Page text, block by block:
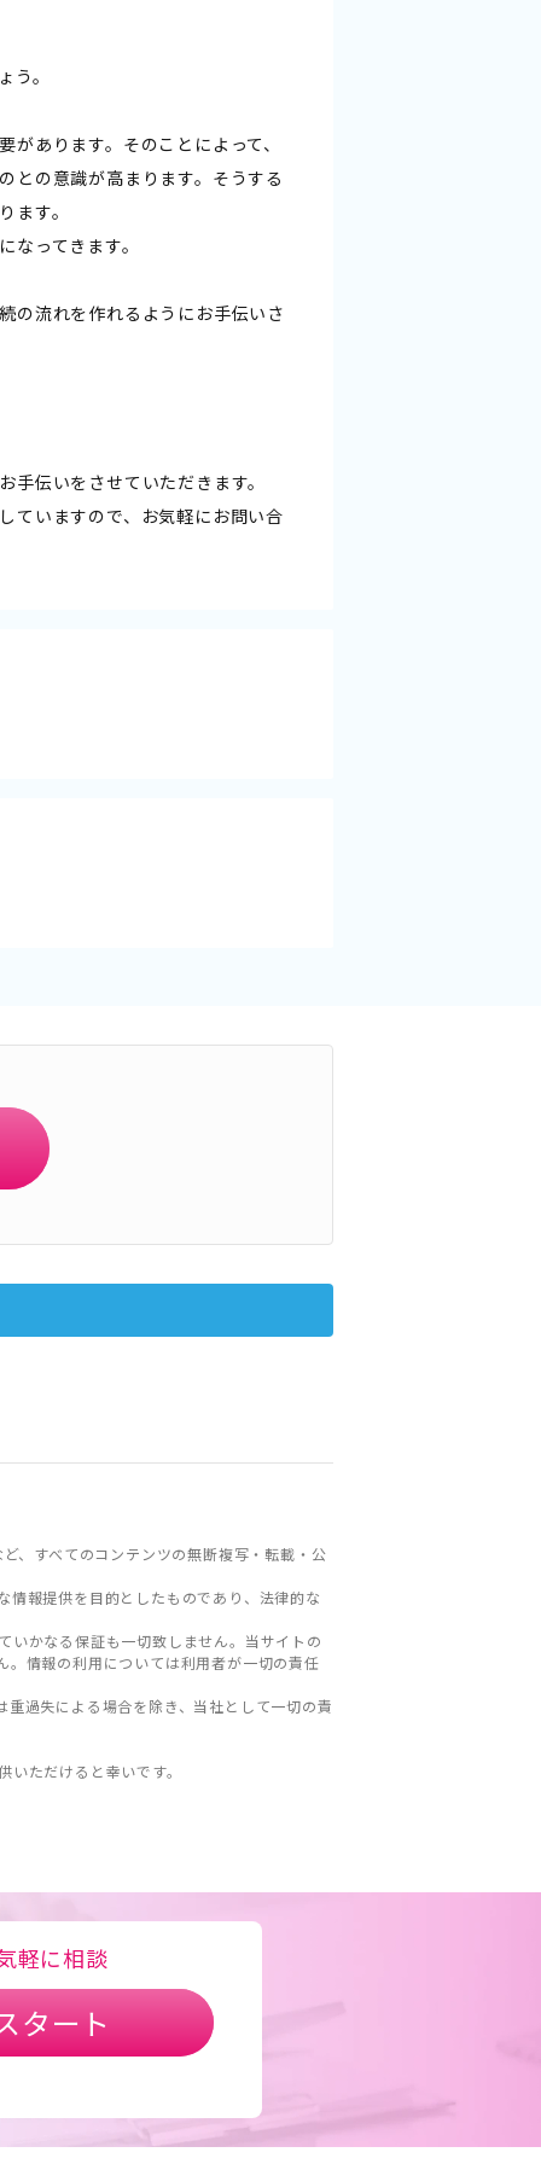
。
あります。そのことによって、
との意識が高まります。そうする
ます。
ってきます。
の流れを作れるようにお手伝いさ
伝いをさせていただきます。
ていますので、お気軽にお問い合
、すべてのコンテンツの無断複写・転載・公
報提供を目的としたものであり、法律的な
いかなる保証も一切致しません。当サイトの
情報の利用については利用者が一切の責任
過失による場合を除き、当社として一切の責
ただけると幸いです。
軽に相談
タート